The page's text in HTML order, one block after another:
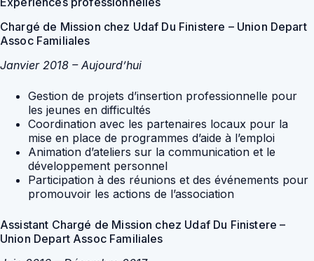
Chargé de Mission chez Udaf Du Finistere – Union Depart
Assoc Familiales
Janvier 2018 – Aujourd’hui
Gestion de projets d’insertion professionnelle pour
les jeunes en difficultés
Coordination avec les partenaires locaux pour la
mise en place de programmes d’aide à l’emploi
Animation d’ateliers sur la communication et le
développement personnel
Participation à des réunions et des événements pour
promouvoir les actions de l’association
Assistant Chargé de Mission chez Udaf Du Finistere –
Union Depart Assoc Familiales